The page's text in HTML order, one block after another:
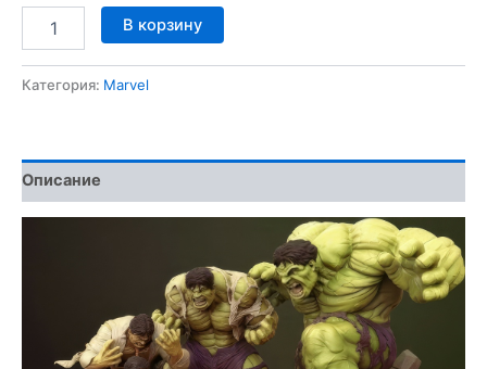
Количество
товара
Diorama
Model
В корзину
Категория: Marvel
Описание